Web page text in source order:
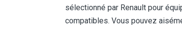
sélectionné par Renault pour
compatibles. Vous pouvez